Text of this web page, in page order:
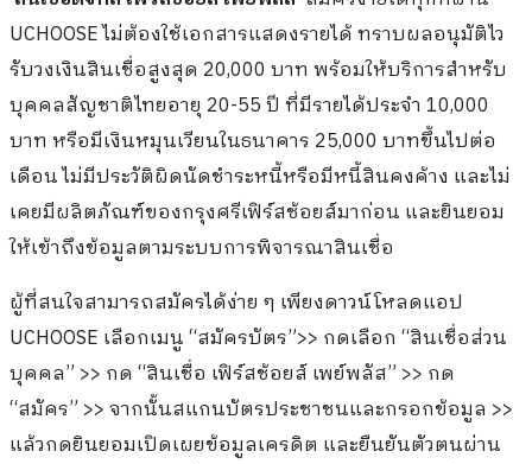
UCHOOSE ไม่ต้องใช้เอกสารแสดงรายได้ ทราบผลอนุมัติไว
รับวงเงินสินเชื่อสูงสุด 20,000 บาท พร้อมให้บริการสำหรับ
บุคคลสัญชาติไทยอายุ 20-55 ปี ที่มีรายได้ประจำ 10,000
บาท หรือมีเงินหมุนเวียนในธนาคาร 25,000 บาทขึ้นไปต่อ
เดือน ไม่มีประวัติผิดนัดชำระหนี้หรือมีหนี้สินคงค้าง และไม่
เคยมีผลิตภัณฑ์ของกรุงศรีเฟิร์สช้อยส์มาก่อน และยินยอม
ให้เข้าถึงข้อมูลตามระบบการพิจารณาสินเชื่อ
ผู้ที่สนใจสามารถสมัครได้ง่าย ๆ เพียงดาวน์โหลดแอป
UCHOOSE เลือกเมนู “สมัครบัตร”>> กดเลือก “สินเชื่อส่วน
บุคคล” >> กด “สินเชื่อ เฟิร์สช้อยส์ เพย์พลัส” >> กด
“สมัคร” >> จากนั้นสแกนบัตรประชาชนและกรอกข้อมูล >>
แล้วกดยินยอมเปิดเผยข้อมูลเครดิต และยืนยันตัวตนผ่าน